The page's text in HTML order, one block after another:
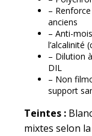
–
anciens
– Anti-
l’alcalinité
– Dilution
DIL
– Non
support
Teintes :
mixtes selon